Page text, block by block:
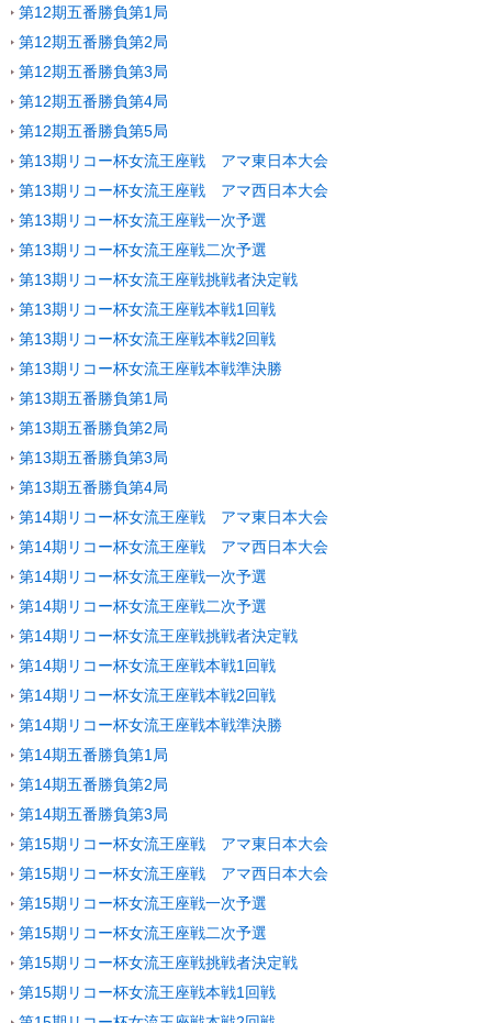
第12期五番勝負第1局
第12期五番勝負第2局
第12期五番勝負第3局
第12期五番勝負第4局
第12期五番勝負第5局
第13期リコー杯女流王座戦 アマ東日本大会
第13期リコー杯女流王座戦 アマ西日本大会
第13期リコー杯女流王座戦一次予選
第13期リコー杯女流王座戦二次予選
第13期リコー杯女流王座戦挑戦者決定戦
第13期リコー杯女流王座戦本戦1回戦
第13期リコー杯女流王座戦本戦2回戦
第13期リコー杯女流王座戦本戦準決勝
第13期五番勝負第1局
第13期五番勝負第2局
第13期五番勝負第3局
第13期五番勝負第4局
第14期リコー杯女流王座戦 アマ東日本大会
第14期リコー杯女流王座戦 アマ西日本大会
第14期リコー杯女流王座戦一次予選
第14期リコー杯女流王座戦二次予選
第14期リコー杯女流王座戦挑戦者決定戦
第14期リコー杯女流王座戦本戦1回戦
第14期リコー杯女流王座戦本戦2回戦
第14期リコー杯女流王座戦本戦準決勝
第14期五番勝負第1局
第14期五番勝負第2局
第14期五番勝負第3局
第15期リコー杯女流王座戦 アマ東日本大会
第15期リコー杯女流王座戦 アマ西日本大会
第15期リコー杯女流王座戦一次予選
第15期リコー杯女流王座戦二次予選
第15期リコー杯女流王座戦挑戦者決定戦
第15期リコー杯女流王座戦本戦1回戦